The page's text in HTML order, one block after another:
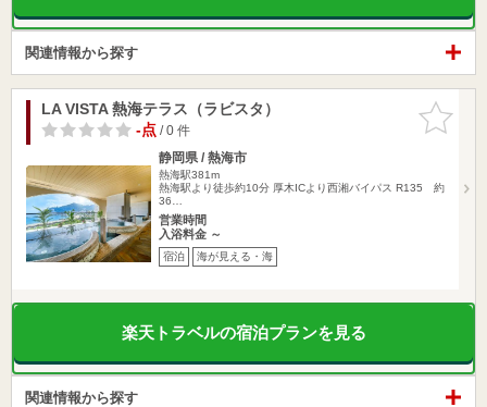
関連情報から探す
お気に入
りに追加
LA VISTA 熱海テラス（ラビスタ）
-点/ 0 件
静岡県 / 熱海市
熱海駅381m
熱海駅より徒歩約10分 厚木ICより西湘バイパス R135 約
36…
営業時間
入浴料金 ～
宿泊 海が見える・海
楽天トラベルの宿泊プランを見る
関連情報から探す